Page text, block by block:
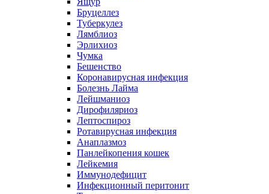
Бруцеллез
Туберкулез
Лямблиоз
Эрлихиоз
Чумка
Бешенство
Коронавирусная инфекция
Болезнь Лайма
Лейшманиоз
Дирофиляриоз
Лептоспироз
Ротавирусная инфекция
Анаплазмоз
Панлейкопения кошек
Лейкемия
Иммунодефицит
Инфекционный перитонит